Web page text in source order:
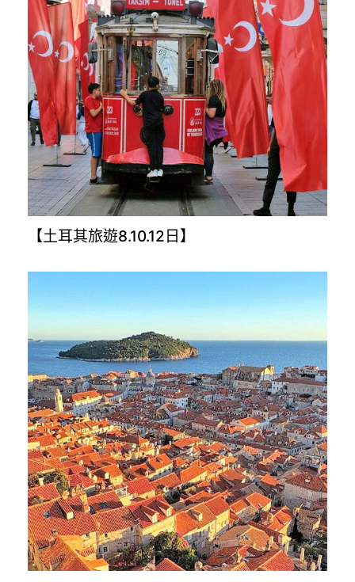
【土耳其旅遊8.10.12日】